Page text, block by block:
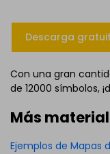
Descarga
Con una gran
de 12000 símbolos,
Más
Ejemplos de Mapas